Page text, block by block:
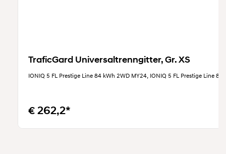
TraficGard Universaltrenngitter, Gr. XS
IONIQ 5 FL Prestige Line 84 kWh 2WD MY24, IONIQ 5 FL Prestige Line
€ 262,2*